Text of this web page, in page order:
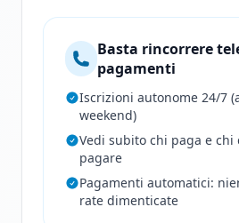
Basta rincorrere
pagamenti
Iscrizioni autonome 24/7
weekend)
Vedi subito chi paga e chi
pagare
Pagamenti automatici:
rate dimenticate